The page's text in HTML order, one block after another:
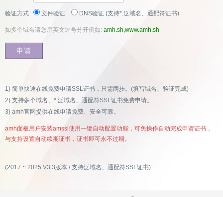
验证方式 文件验证 DNS验证 (支持*.泛域名、通配符证书)
如多个域名请您用英文逗号分开例如: amh.sh,www.amh.sh
1) 简单快速在线免费申请SSL证书，只需两步。(填写域名、验证完成)
2) 支持多个域名、*.泛域名、通配符SSL证书免费申请。
3) amh官网提供在线申请免费、安全可靠。
amh面板用户安装amssl使用一键自动配置功能，可免操作自动完成申请证书，
与支持设置自动续期证书，证书即可永不过期。
(2017 ~ 2025 V3.3版本 / 支持泛域名、通配符SSL证书)